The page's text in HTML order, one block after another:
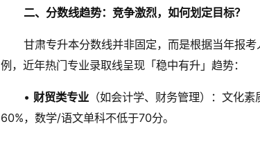
二、分数线趋势：竞争激烈，如何划定目标？
甘肃专升本分数线并非固定，而是根据当年报
例，近年热门专业录取线呈现「稳中有升」趋势：
• 财贸类专业（如会计学、财务管理）：文化
60%，数学/语文单科不低于70分。